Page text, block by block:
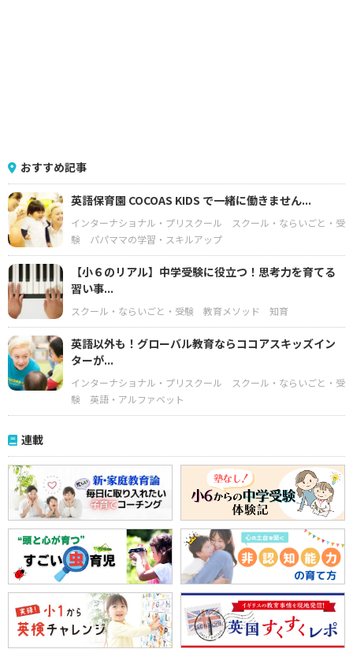
おすすめ記事
英語保育園 COCOAS KIDS で一緒に働きません...
インターナショナル・プリスクール
スクール・ならいごと・受
験
パパママの学習・スキルアップ
【小６のリアル】中学受験に役立つ！思考力を育てる
習い事...
スクール・ならいごと・受験 教育メソッド 知育
英語以外も！グローバル教育ならココアスキッズイン
ターが...
インターナショナル・プリスクール
スクール・ならいごと・受
験
英語・アルファベット
連載